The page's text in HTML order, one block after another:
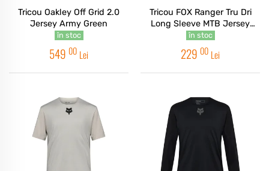
Tricou Oakley Off Grid 2.0
Jersey Army Green
în stoc
549 00 Lei
Tricou FOX Ranger Tru Dri
Long Sleeve MTB Jersey
Arctic Blue
în stoc
229 00 Lei